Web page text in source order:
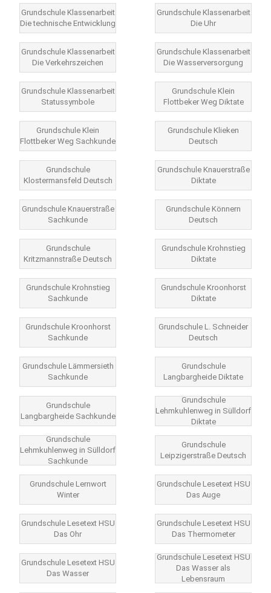
Grundschule Klassenarbeit
Die technische Entwicklung
Grundschule Klassenarbeit
Die Uhr
Grundschule Klassenarbeit
Die Verkehrszeichen
Grundschule Klassenarbeit
Die Wasserversorgung
Grundschule Klassenarbeit
Statussymbole
Grundschule Klein
Flottbeker Weg Diktate
Grundschule Klein
Flottbeker Weg Sachkunde
Grundschule Klieken
Deutsch
Grundschule
Klostermansfeld Deutsch
Grundschule Knauerstraße
Diktate
Grundschule Knauerstraße
Sachkunde
Grundschule Könnern
Deutsch
Grundschule
Kritzmannstraße Deutsch
Grundschule Krohnstieg
Diktate
Grundschule Krohnstieg
Sachkunde
Grundschule Kroonhorst
Diktate
Grundschule Kroonhorst
Sachkunde
Grundschule L. Schneider
Deutsch
Grundschule Lämmersieth
Sachkunde
Grundschule
Langbargheide Diktate
Grundschule
Langbargheide Sachkunde
Grundschule
Lehmkuhlenweg in Sülldorf
Diktate
Grundschule
Lehmkuhlenweg in Sülldorf
Sachkunde
Grundschule
Leipzigerstraße Deutsch
Grundschule Lernwort
Winter
Grundschule Lesetext HSU
Das Auge
Grundschule Lesetext HSU
Das Ohr
Grundschule Lesetext HSU
Das Thermometer
Grundschule Lesetext HSU
Das Wasser
Grundschule Lesetext HSU
Das Wasser als
Lebensraum